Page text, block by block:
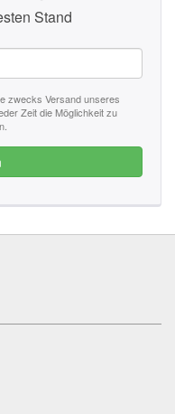
Stand
zwecks Versand unseres
Zeit die Möglichkeit zu